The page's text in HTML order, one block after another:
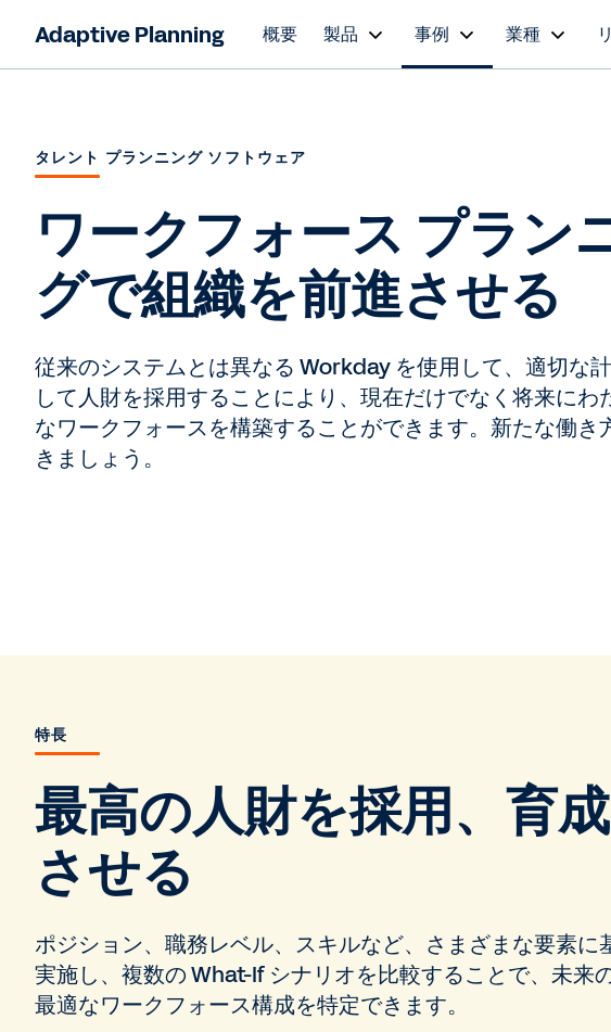
Adaptive Planning 概要 製品 事例 業種
タレント プランニング ソフトウェア
ワークフォース プラン
グで組織を前進させる
従来のシステムとは異なる Workday を使用して、適切な
して人財を採用することにより、現在だけでなく将来にわ
なワークフォースを構築することができます。新たな働き
きましょう。
特長
最高の人財を採用、育
させる
ポジション、職務レベル、スキルなど、さまざまな要素に
実施し、複数の What-If シナリオを比較することで、未来
最適なワークフォース構成を特定できます。